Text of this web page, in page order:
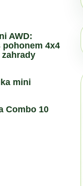
AWD:
pohonem 4x4
mini
Combo 10